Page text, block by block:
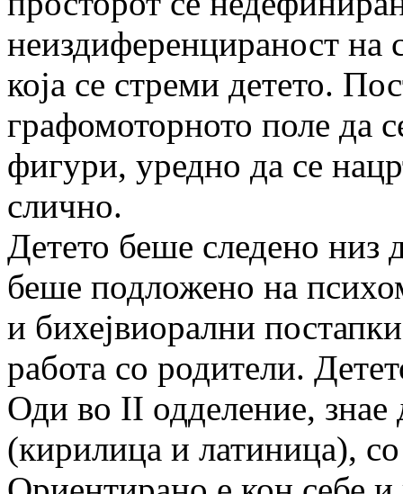
неиздиференцираност на
која се стреми детето.
графомоторното поле да
фигури, уредно да се
слично.
Детето беше следено низ
беше подложено на
и бихејвиорални
работа со родители.
Оди во II одделение,
(кирилица и латиница), со